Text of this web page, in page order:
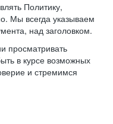
Политику,
Мы всегда указываем
над заголовком.
просматривать
в курсе возможных
и стремимся